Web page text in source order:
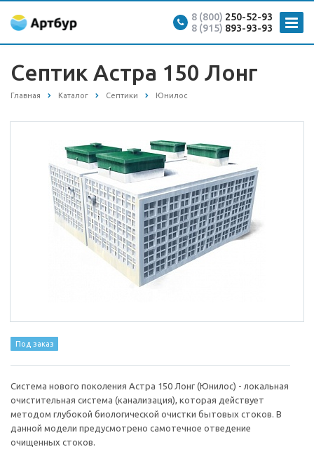
8 (800) 250-52-93
8 (915) 893-93-93
Септик Астра 150 Лонг
Главная Каталог Септики Юнилос
Под заказ
Система нового поколения Астра 150 Лонг (Юнилос) - локальная
очистительная система (канализация), которая действует
методом глубокой биологической очистки бытовых стоков. В
данной модели предусмотрено самотечное отведение
очищенных стоков.